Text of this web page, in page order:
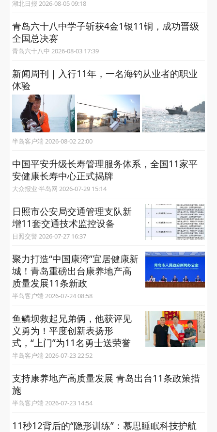
湖北日报 2026-08-05 09:18
青岛六十八中学子斩获4金1银11铜，成功晋级
全国总决赛
青岛六十八中 2026-08-03 17:39
新闻周刊｜入行11年，一名海钓从业者的职业
体验
半岛客户端 2026-08-02 22:00
中国平安升级长寿管理服务体系，全国11家平
安健康长寿中心正式揭牌
大众报业·半岛网 2026-07-29 15:14
日照市公安局交通管理支队新
增11套交通技术监控设备
日照交警 2026-07-27 16:37
聚力打造“中国康湾”宜居健康新
城！青岛重磅出台康养地产高
质量发展11条新政
半岛客户端 2026-07-24 08:58
鱼鳞坝救起兄弟俩，他获评见
义勇为！平度创新表扬形
式，“上门”为11名勇士送荣誉
半岛客户端 2026-07-23 22:52
支持康养地产高质量发展 青岛出台11条政策措
施
半岛客户端 2026-07-23 14:54
11秒12背后的“隐形训练”：慕思睡眠科技护航